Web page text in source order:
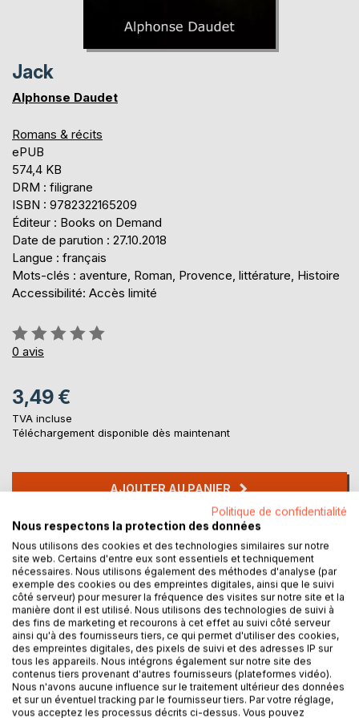
Jack
Alphonse Daudet
Romans & récits
ePUB
574,4 KB
DRM : filigrane
ISBN : 9782322165209
Éditeur : Books on Demand
Date de parution : 27.10.2018
Langue : français
Mots-clés : aventure, Roman, Provence, littérature, Histoire
Accessibilité: Accès limité
Évaluation:
0%
0 avis
3,49 €
TVA incluse
Téléchargement disponible dès maintenant
AJOUTER AU PANIER
Ajouter à ma liste d'envies
Laisser un avis
DESCRIPTION
Politique de confidentialité
Nous respectons la protection des données
Nous utilisons des cookies et des technologies similaires sur notre
site web. Certains d'entre eux sont essentiels et techniquement
nécessaires. Nous utilisons également des méthodes d'analyse (par
exemple des cookies ou des empreintes digitales, ainsi que le suivi
côté serveur) pour mesurer la fréquence des visites sur notre site et la
manière dont il est utilisé. Nous utilisons des technologies de suivi à
des fins de marketing et recourons à cet effet au suivi côté serveur
ainsi qu'à des fournisseurs tiers, ce qui permet d'utiliser des cookies,
des empreintes digitales, des pixels de suivi et des adresses IP sur
tous les appareils. Nous intégrons également sur notre site des
contenus tiers provenant d'autres fournisseurs (plateformes vidéo).
Nous n'avons aucune influence sur le traitement ultérieur des données
et sur un éventuel tracking par le fournisseur tiers. Par votre réglage,
vous acceptez les processus décrits ci-dessus. Vous pouvez